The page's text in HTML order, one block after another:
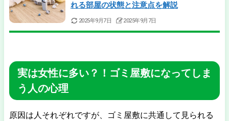
れる部屋の状態と注意点を解説
2025年9月7日 2025年9月7日
実は女性に多い？！ゴミ屋敷になってしま
う人の心理
原因は人それぞれですが、ゴミ屋敷に共通して見られる